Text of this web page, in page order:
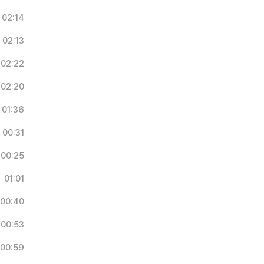
02:14
02:13
02:22
02:20
01:36
00:31
00:25
01:01
00:40
00:53
00:59